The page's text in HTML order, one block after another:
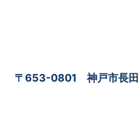
〒653-0801 神戸市長